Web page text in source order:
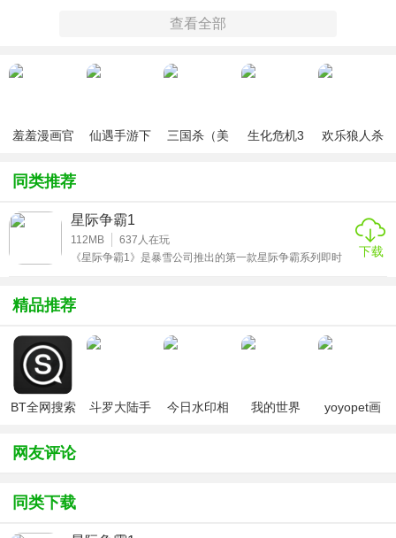
4.增加了LAN模式，地图预览功能，视频自动保存功能和聊天
止；
2.不要因为游戏玩家数量有限而放慢了你造兵的速度；
3.在任何时候都要消耗资源，但不能建造过多的固定防守结
构，中后期会非常吃亏；
4.前期要尽早探路，能探多少探多少，不要浪费时间，中后期
小编测评
暴雪的《星际争霸》，星际一出，全世界都惊呆了，六年不
到，创造了一个游戏界的神话，并有望成为一种像围棋和国
目。这款游戏的魅力在于游戏的公平性、可参与性、种族的
缭乱的魔术、令人惊叹的操作、使玩星际甚至成了一个职
业，非常适合下载体验！
查看全部
羞羞漫画官
仙遇手游下
三国杀（美
生化危机3
欢乐狼人杀
同类推荐
星际争霸1
112MB 637 人在玩
《星际争霸1》是暴雪公司推出的第一款星际争霸系列即时
戏中，三大种族为争夺霸权而展开了斗智斗勇的战斗。
下载
精品推荐
BT全网搜索
斗罗大陆手
今日水印相
我的世界
yoyopet画
网友评论
同类下载